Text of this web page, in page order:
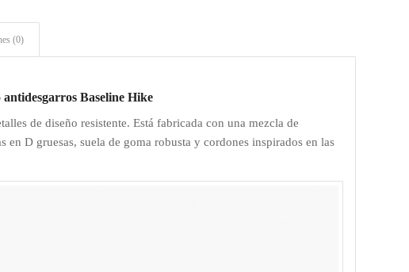
(0)
Baseline Hike
de diseño resistente. Está fabricada con una mezcla de
D gruesas, suela de goma robusta y cordones inspirados en las